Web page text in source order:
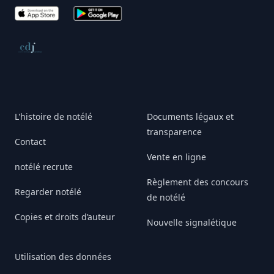
App Store Google Play
Conseil de déontologie journalistique
L'histoire de notélé
Contact
notélé recrute
Regarder notélé
Copies et droits d’auteur
Utilisation des données
Documents légaux et
transparence
Vente en ligne
Règlement des concours
de notélé
Nouvelle signalétique